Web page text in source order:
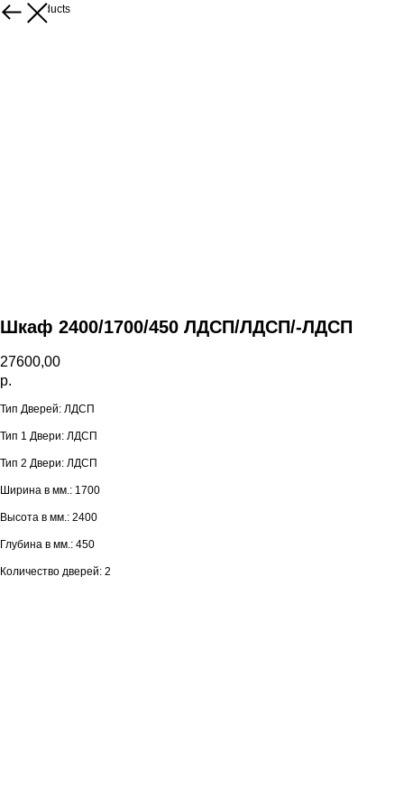
More products
Шкаф 2400/1700/450 ЛДСП/ЛДСП/-ЛДСП
27600,00
р.
Тип Дверей: ЛДСП
Тип 1 Двери: ЛДСП
Тип 2 Двери: ЛДСП
Ширина в мм.: 1700
Высота в мм.: 2400
Глубина в мм.: 450
Количество дверей: 2